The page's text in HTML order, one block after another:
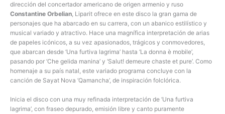
dirección del concertador americano de origen armenio y ruso
Constantine Orbelian, Liparit ofrece en este disco la gran gama de
personajes que ha abarcado en su carrera, con un abanico estilístico y
musical variado y atractivo. Hace una magnífica interpretación de arias
de papeles icónicos, a su vez apasionados, trágicos y conmovedores,
que abarcan desde ‘Una furtiva lagrima’ hasta ‘La donna è mobile’,
pasando por ‘Che gelida manina’ y ‘Salut! demeure chaste et pure’. Como
homenaje a su país natal, este variado programa concluye con la
canción de Sayat Nova ‘Qamancha’, de inspiración folclórica.
Inicia el disco con una muy refinada interpretación de ‘Una furtiva
lagrima’, con fraseo depurado, emisión libre y canto puramente